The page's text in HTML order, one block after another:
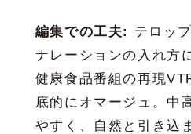
編集での工夫:
テロッ
ナレーションの入れ方
健康食品番組の再現
底的にオマージュ。中
やすく、自然と引き込